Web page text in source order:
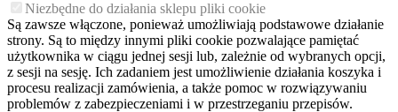
Niezbędne do działania sklepu pliki cookie
Są zawsze włączone, ponieważ umożliwiają podstawowe działanie
strony. Są to między innymi pliki cookie pozwalające pamiętać
użytkownika w ciągu jednej sesji lub, zależnie od wybranych opcji,
z sesji na sesję. Ich zadaniem jest umożliwienie działania koszyka i
procesu realizacji zamówienia, a także pomoc w rozwiązywaniu
problemów z zabezpieczeniami i w przestrzeganiu przepisów.